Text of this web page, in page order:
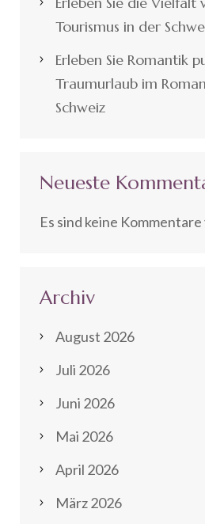
Tourismus in der
Erleben Sie Romantik
Traumurlaub im
Schweiz
Neueste
Es sind keine
Archiv
August 2026
Juli 2026
Juni 2026
Mai 2026
April 2026
März 2026